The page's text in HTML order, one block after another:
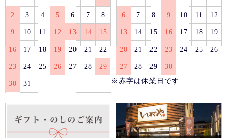
2 3 4 5 6 7 8
9 10 11 12 13 14 15
16 17 18 19 20 21 22
23 24 25 26 27 28 29
30 31
6 7 8 9 10 11 12
13 14 15 16 17 18 19
20 21 22 23 24 25 26
27 28 29
30
※赤字は休業日です